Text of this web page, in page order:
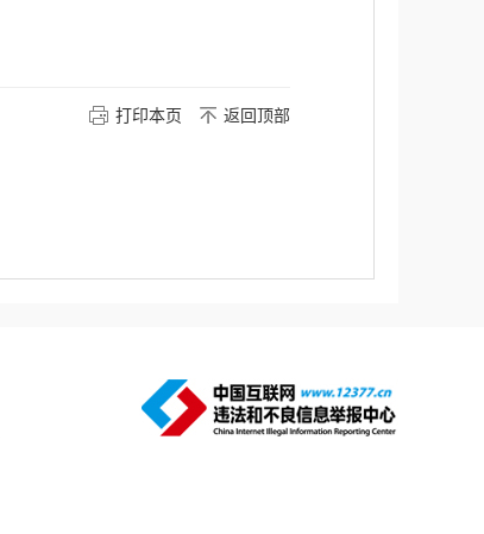
打印本页 返回顶部